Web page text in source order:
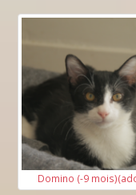
Domino (-9